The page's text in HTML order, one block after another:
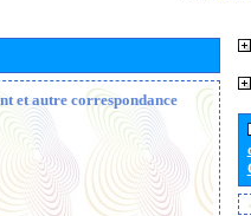
et autre correspondance